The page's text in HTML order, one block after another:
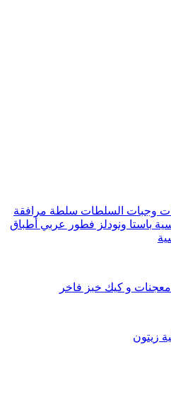
وجبات السلطات سلطة مرافقة
باستا ونودلز فطور عربي أطباق
معجنات و كيك خبز فاخر
زيتون